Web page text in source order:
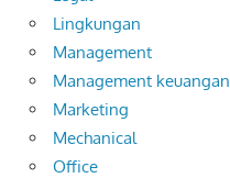
Lingkungan
Management
Management keuangan
Marketing
Mechanical
Office